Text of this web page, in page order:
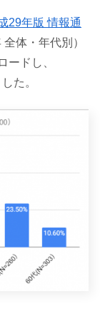
29年版 情報通
体・年代別）
ードし、
た。